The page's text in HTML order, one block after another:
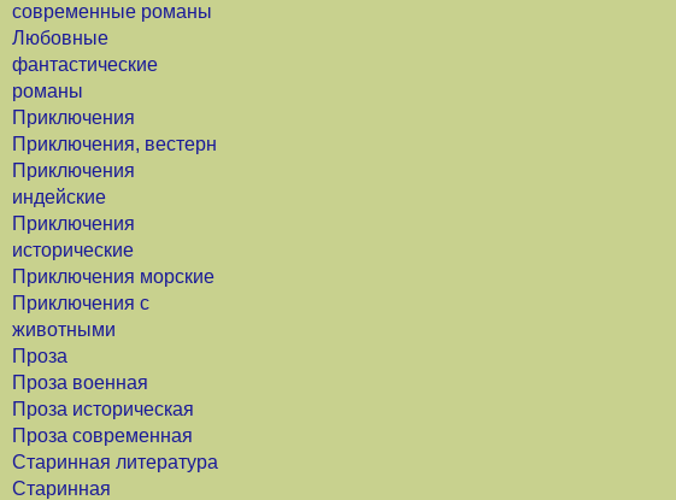
современные романы
Любовные
фантастические
романы
Приключения
Приключения, вестерн
Приключения
индейские
Приключения
исторические
Приключения морские
Приключения с
животными
Проза
Проза военная
Проза историческая
Проза современная
Старинная литература
Старинная